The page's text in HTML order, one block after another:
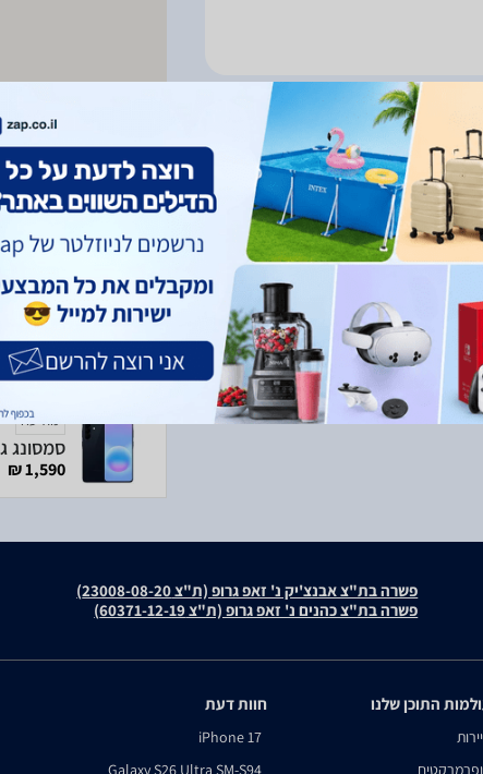
מודעה
1,590 ₪
פשרה בת"צ אבנצ'יק נ' זאפ גרופ (ת"צ 23008-08-20)
פשרה בת"צ כהנים נ' זאפ גרופ (ת"צ 60371-12-19)
התוכן שלנו חוות דעת
iPhone 17
Galaxy S26 Ultra SM-S94